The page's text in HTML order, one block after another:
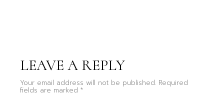
LEAVE A REPLY
Your email address will not be published. Required
fields are marked*